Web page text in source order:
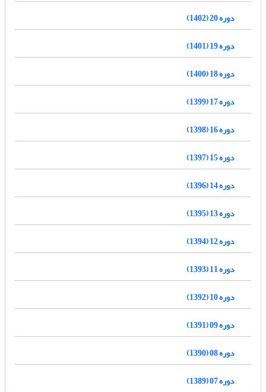
دوره 20 (1402)
دوره 19 (1401)
دوره 18 (1400)
دوره 17 (1399)
دوره 16 (1398)
دوره 15 (1397)
دوره 14 (1396)
دوره 13 (1395)
دوره 12 (1394)
دوره 11 (1393)
دوره 10 (1392)
دوره 09 (1391)
دوره 08 (1390)
دوره 07 (1389)